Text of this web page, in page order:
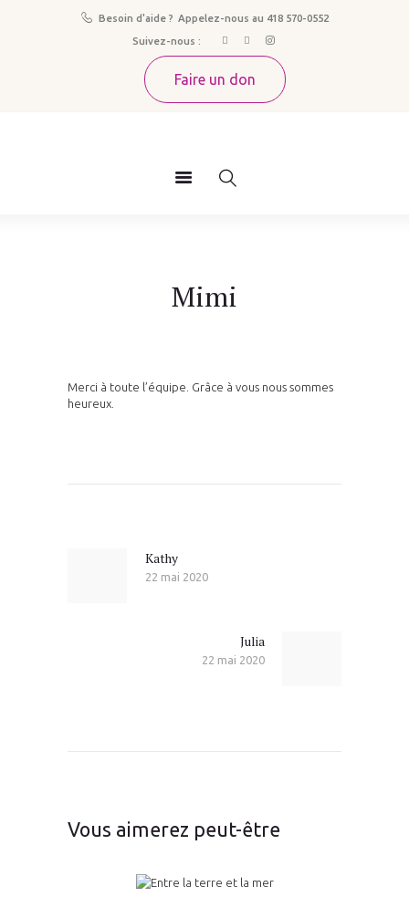
Besoin d'aide ? Appelez-nous au 418 570-0552
Suivez-nous :
Faire un don
Mimi
LA ROSELIÈRE
Grossesse imprévue Pendant / Après
À propos
Nos services
Témoignages
Merci à toute l’équipe. Grâce à vous nous sommes
heureux.
Previous
post:
Kathy
22 mai 2020
post:
Julia
22 mai 2020
Vous aimerez peut-être